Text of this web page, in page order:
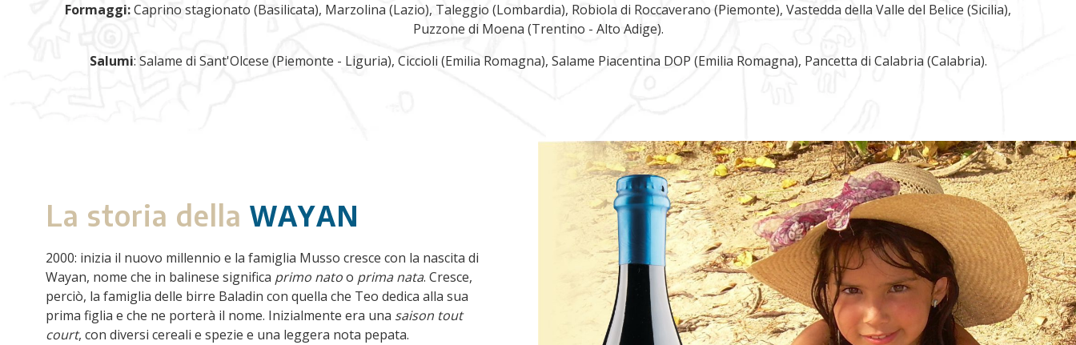
Formaggi:Caprino stagionato (Basilicata), Marzolina (Lazio), Taleggio (Lombardia), Robiola di Roccaverano (Piemonte), Vastedda della Valle del Belice (Sicilia),
Puzzone di Moena (Trentino - Alto Adige).
Salumi: Salame di Sant'Olcese (Piemonte - Liguria), Ciccioli (Emilia Romagna), Salame Piacentina DOP (Emilia Romagna), Pancetta di Calabria (Calabria).
La storia della WAYAN
2000: inizia il nuovo millennio e la famiglia Musso cresce con la nascita di
Wayan, nome che in balinese significa primo natoo prima nata. Cresce,
perciò, la famiglia delle birre Baladin con quella che Teo dedica alla sua
prima figlia e che ne porterà il nome. Inizialmente era una saison tout
court, con diversi cereali e spezie e una leggera nota pepata.